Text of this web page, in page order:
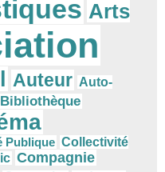
Arts
Auteur Auto-
Bibliothèque
Publique Collectivité
Compagnie